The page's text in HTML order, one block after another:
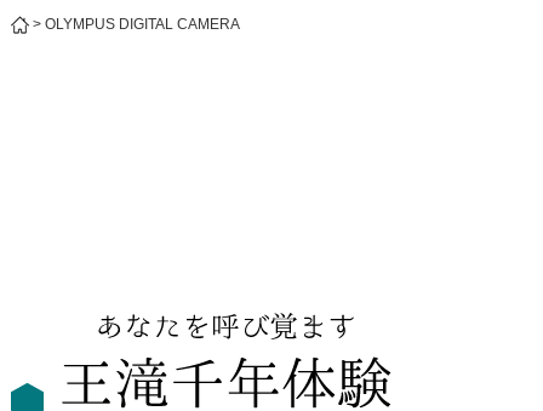
> OLYMPUS DIGITAL CAMERA